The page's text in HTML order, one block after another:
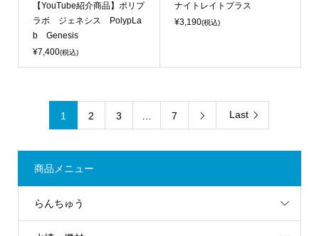
【YouTube紹介商品】ポリプ
ラボ ジェネシス PolypLa
b Genesis
¥7,400(税込)
ナイトレイトプラス
¥3,190(税込)
1 2 3 7  Last
商品メニュー
らんちゅう